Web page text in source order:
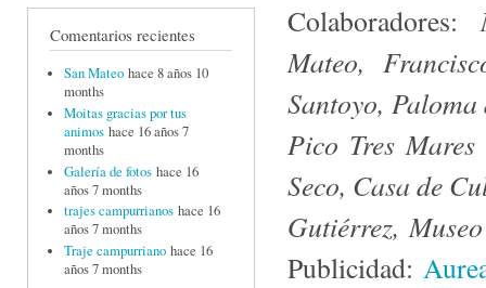
Comentarios recientes
San Mateo hace 8 años 10
months
Moitas gracias por tus
animos hace 16 años 7
months
Galería de fotos hace 16
años 7 months
trajes campurrianos hace 16
años 7 months
Traje campurriano hace 16
años 7 months
Colaboradores:
Mateo,
Santoyo,
Pico Tres
Seco, Casa de
Gutiérrez,
Publicidad: